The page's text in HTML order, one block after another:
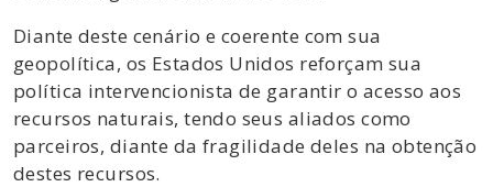
Diante deste cenário e coerente com sua
geopolítica, os Estados Unidos reforçam sua
política intervencionista de garantir o acesso aos
recursos naturais, tendo seus aliados como
parceiros, diante da fragilidade deles na obtenção
destes recursos.